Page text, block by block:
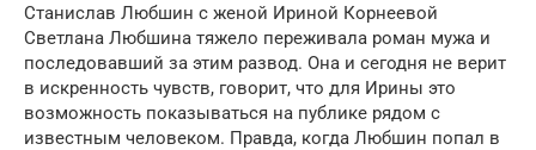
Станислав Любшин с женой Ириной Корнеевой
Светлана Любшина тяжело переживала роман мужа и
последовавший за этим развод. Она и сегодня не верит
в искренность чувств, говорит, что для Ирины это
возможность показываться на публике рядом с
известным человеком. Правда, когда Любшин попал в